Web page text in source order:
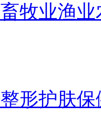
畜牧业渔业
整形护肤保